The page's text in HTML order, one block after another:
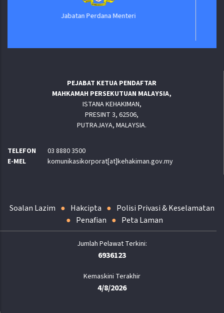
PEJABAT KETUA PENDAFTAR
MAHKAMAH PERSEKUTUAN MALAYSIA,
ISTANA KEHAKIMAN,
PRESINT 3, 62506,
PUTRAJAYA, MALAYSIA.
TELEFON
03 8880 3500
E-MEL
komunikasikorporat[at]kehakiman.gov.my
Soalan Lazim Hakcipta
Polisi Privasi & Keselamatan
Penafian
Peta Laman
6936123
Kemaskini Terakhir
4/8/2026